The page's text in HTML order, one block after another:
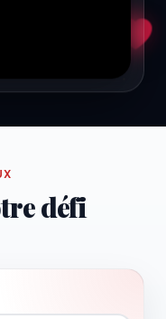
défi